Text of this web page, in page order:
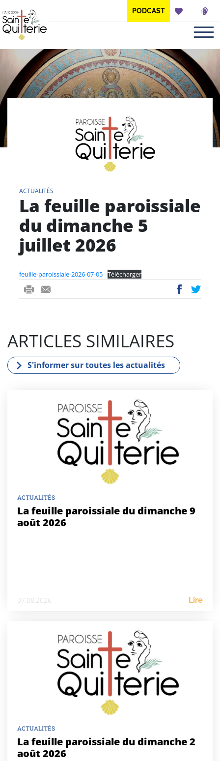
PODCAST
ACTUALITÉS
La feuille paroissiale
du dimanche 5
juillet 2026
feuille-paroissiale-2026-07-05 Télécharger
ri
-
ac
wi
ARTICLES SIMILAIRES
S'informer sur toutes les actualités
ACTUALITÉS
La feuille paroissiale du dimanche 9
août 2026
07.08.2026 Lire
ACTUALITÉS
La feuille paroissiale du dimanche 2
août 2026